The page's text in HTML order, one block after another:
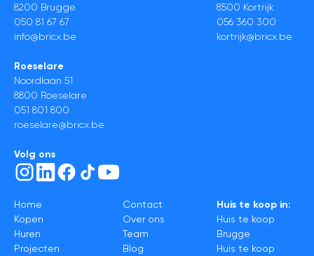
8200 Brugge
050 81 67 67
info@bricx.be
8500 Kortrijk
056 360 300
kortrijk@bricx.be
Roeselare
Noordlaan 51
8800 Roeselare
051 801 800
roeselare@bricx.be
Volg ons
Home
Kopen
Huren
Projecten
Contact
Over ons
Team
Blog
Huis te koop in:
Huis te koop
Brugge
Huis te koop